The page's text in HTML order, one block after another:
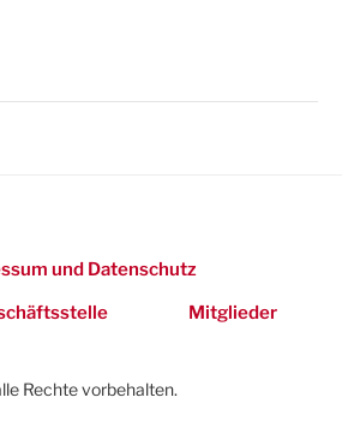
und Datenschutz
Mitglieder
Rechte vorbehalten.